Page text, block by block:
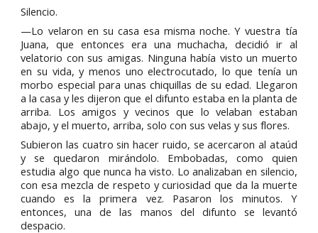
Silencio.
—Lo velaron en su casa esa misma noche. Y vuestra tía
Juana, que entonces era una muchacha, decidió ir al
velatorio con sus amigas. Ninguna había visto un muerto
en su vida, y menos uno electrocutado, lo que tenía un
morbo especial para unas chiquillas de su edad. Llegaron
a la casa y les dijeron que el difunto estaba en la planta de
arriba. Los amigos y vecinos que lo velaban estaban
abajo, y el muerto, arriba, solo con sus velas y sus flores.
Subieron las cuatro sin hacer ruido, se acercaron al ataúd
y se quedaron mirándolo. Embobadas, como quien
estudia algo que nunca ha visto. Lo analizaban en silencio,
con esa mezcla de respeto y curiosidad que da la muerte
cuando es la primera vez. Pasaron los minutos. Y
entonces, una de las manos del difunto se levantó
despacio.